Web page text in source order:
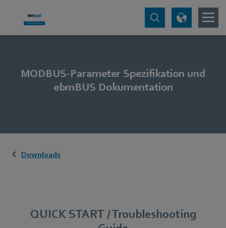
MODBUS-Parameter Spezifikation und
ebmBUS Dokumentation
Downloads
QUICK START / Troubleshooting